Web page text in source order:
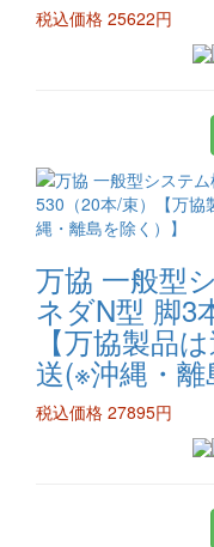
税込価格 25622円
万協 一般型
ネダN型 脚3
【万協製品
送(※沖縄・離
税込価格 27895円